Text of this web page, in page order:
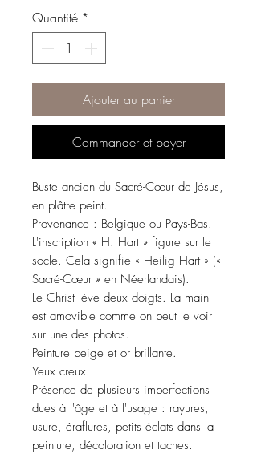
Quantité *
Ajouter au panier
Commander et payer
Buste ancien du Sacré-Cœur de Jésus,
en plâtre peint.
Provenance : Belgique ou Pays-Bas.
L'inscription « H. Hart » figure sur le
socle. Cela signifie « Heilig Hart » («
Sacré-Cœur » en Néerlandais).
Le Christ lève deux doigts. La main
est amovible comme on peut le voir
sur une des photos.
Peinture beige et or brillante.
Yeux creux.
Présence de plusieurs imperfections
dues à l'âge et à l'usage : rayures,
usure, éraflures, petits éclats dans la
peinture, décoloration et taches.